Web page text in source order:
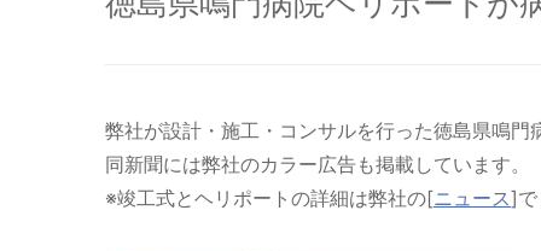
弊社が設計・施工・コンサルを行った徳島県鳴門
同新聞には弊社のカラー広告も掲載しています。
※竣工式とヘリポートの詳細は弊社の[ニュース]で